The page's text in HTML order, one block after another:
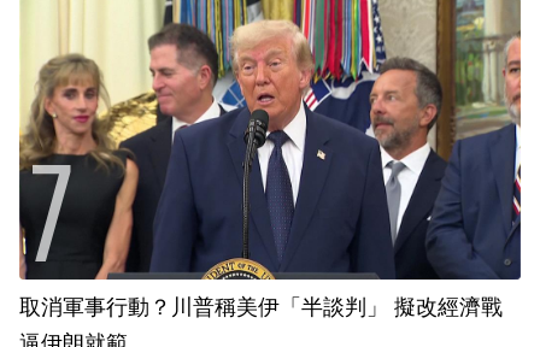
取消軍事行動？川普稱美伊「半談判」 擬改經濟戰